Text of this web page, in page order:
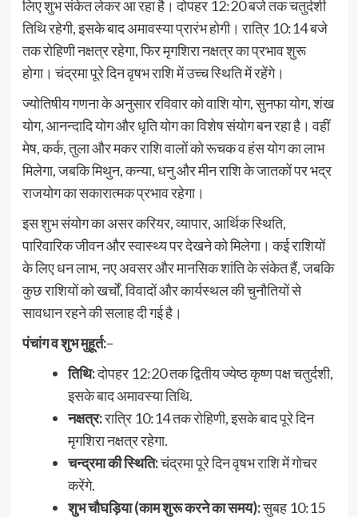
लिए शुभ संकेत लेकर आ रहा है। दोपहर 12:20 बजे तक चतुर्दशी
तिथि रहेगी, इसके बाद अमावस्या प्रारंभ होगी। रात्रि 10:14 बजे
तक रोहिणी नक्षत्र रहेगा, फिर मृगशिरा नक्षत्र का प्रभाव शुरू
होगा। चंद्रमा पूरे दिन वृषभ राशि में उच्च स्थिति में रहेंगे।
ज्योतिषीय गणना के अनुसार रविवार को वाशि योग, सुनफा योग, शंख
योग, आनन्दादि योग और धृति योग का विशेष संयोग बन रहा है। वहीं
मेष, कर्क, तुला और मकर राशि वालों को रूचक व हंस योग का लाभ
मिलेगा, जबकि मिथुन, कन्या, धनु और मीन राशि के जातकों पर भद्र
राजयोग का सकारात्मक प्रभाव रहेगा।
इस शुभ संयोग का असर करियर, व्यापार, आर्थिक स्थिति,
पारिवारिक जीवन और स्वास्थ्य पर देखने को मिलेगा। कई राशियों
के लिए धन लाभ, नए अवसर और मानसिक शांति के संकेत हैं, जबकि
कुछ राशियों को खर्चों, विवादों और कार्यस्थल की चुनौतियों से
सावधान रहने की सलाह दी गई है।
पंचांग व शुभ मुहूर्त:–
तिथि:दोपहर 12:20 तक द्वितीय ज्येष्ठ कृष्ण पक्ष चतुर्दशी,
इसके बाद अमावस्या तिथि.
नक्षत्र:रात्रि 10:14 तक रोहिणी, इसके बाद पूरे दिन
मृगशिरा नक्षत्र रहेगा.
चन्द्रमा की स्थिति:चंद्रमा पूरे दिन वृषभ राशि में गोचर
करेंगे.
शुभ चौघड़िया (काम शुरू करने का समय):सुबह 10:15